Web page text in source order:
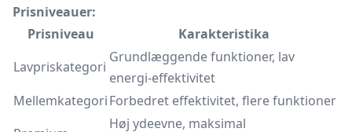
Prisniveauer:
Prisniveau
Karakteristika
Lavpriskategori
Grundlæggende funktioner, lav
energi-effektivitet
MellemkategoriForbedret effektivitet, flere funktioner
Høj ydeevne, maksimal